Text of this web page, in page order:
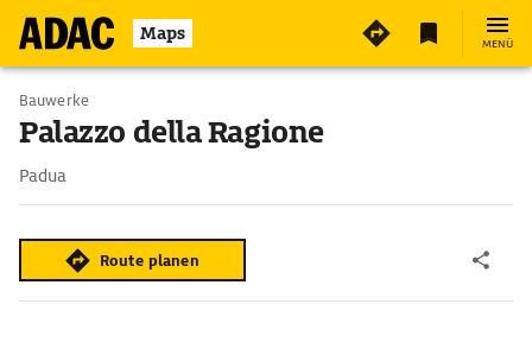
Maps MENÜ
Bauwerke
Palazzo della Ragione
Padua
Route planen